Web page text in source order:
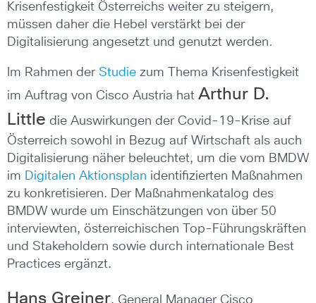
Krisenfestigkeit Österreichs weiter zu steigern,
müssen daher die Hebel verstärkt bei der
Digitalisierung angesetzt und genutzt werden.
Im Rahmen der Studie zum Thema Krisenfestigkeit
im Auftrag von Cisco Austria hat Arthur D.
Little die Auswirkungen der Covid-19-Krise auf
Österreich sowohl in Bezug auf Wirtschaft als auch
Digitalisierung näher beleuchtet, um die vom BMDW
im Digitalen Aktionsplan identifizierten Maßnahmen
zu konkretisieren. Der Maßnahmenkatalog des
BMDW wurde um Einschätzungen von über 50
interviewten, österreichischen Top-Führungskräften
und Stakeholdern sowie durch internationale Best
Practices ergänzt.
Hans Greiner, General Manager Cisco